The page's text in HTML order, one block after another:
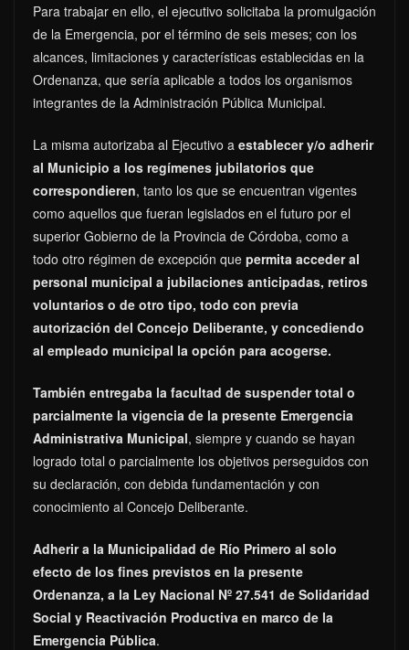
Para trabajar en ello, el ejecutivo solicitaba la promulgación
de la Emergencia, por el término de seis meses; con los
alcances, limitaciones y características establecidas en la
Ordenanza, que sería aplicable a todos los organismos
integrantes de la Administración Pública Municipal.
La misma autorizaba al Ejecutivo a establecer y/o adherir
al Municipio a los regímenes jubilatorios que
correspondieren, tanto los que se encuentran vigentes
como aquellos que fueran legislados en el futuro por el
superior Gobierno de la Provincia de Córdoba, como a
todo otro régimen de excepción que permita acceder al
personal municipal a jubilaciones anticipadas, retiros
voluntarios o de otro tipo, todo con previa
autorización del Concejo Deliberante, y concediendo
al empleado municipal la opción para acogerse.
También entregaba la facultad de suspender total o
parcialmente la vigencia de la presente Emergencia
Administrativa Municipal, siempre y cuando se hayan
logrado total o parcialmente los objetivos perseguidos con
su declaración, con debida fundamentación y con
conocimiento al Concejo Deliberante.
Adherir a la Municipalidad de Río Primero al solo
efecto de los fines previstos en la presente
Ordenanza, a la Ley Nacional Nº 27.541 de Solidaridad
Social y Reactivación Productiva en marco de la
Emergencia Pública.